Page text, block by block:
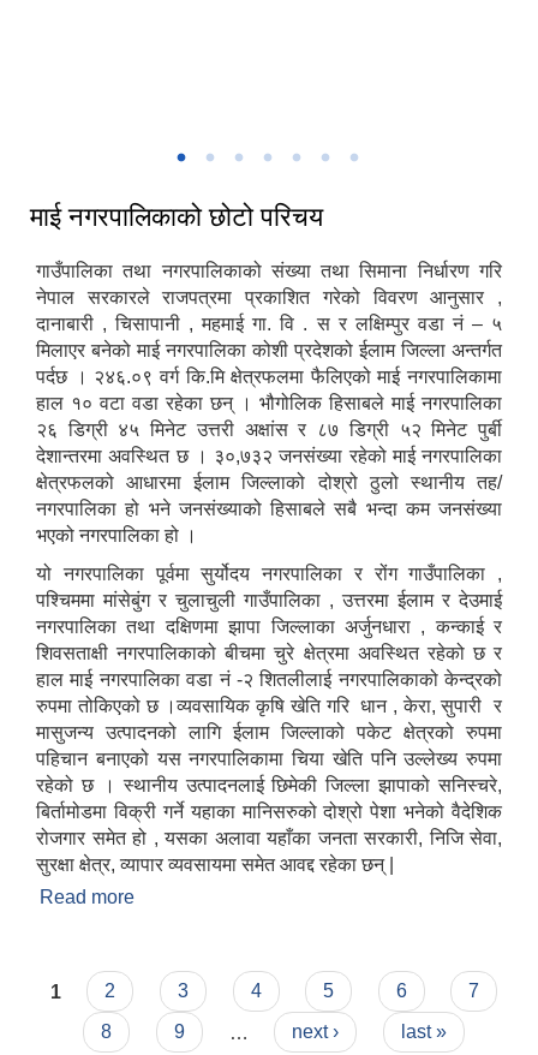
माई नगरपालिकाको छोटो परिचय
गाउँपालिका तथा नगरपालिकाको संख्या तथा सिमाना निर्धारण गरि
नेपाल सरकारले राजपत्रमा प्रकाशित गरेको विवरण आनुसार ,
दानाबारी , चिसापानी , महमाई गा. वि . स र लक्षिम्पुर वडा नं – ५
मिलाएर बनेको माई नगरपालिका कोशी प्रदेशको ईलाम जिल्ला अन्तर्गत
पर्दछ । २४६.०९ वर्ग कि.मि क्षेत्रफलमा फैलिएको माई नगरपालिकामा
हाल १० वटा वडा रहेका छन् । भौगोलिक हिसाबले माई नगरपालिका
२६ डिग्री ४५ मिनेट उत्तरी अक्षांस र ८७ डिग्री ५२ मिनेट पुर्बी
देशान्तरमा अवस्थित छ । ३०,७३२ जनसंख्या रहेको माई नगरपालिका
क्षेत्रफलको आधारमा ईलाम जिल्लाको दोश्रो ठुलो स्थानीय तह/
नगरपालिका हो भने जनसंख्याको हिसाबले सबै भन्दा कम जनसंख्या
भएको नगरपालिका हो ।
यो नगरपालिका पूर्वमा सुर्योदय नगरपालिका र रोंग गाउँपालिका ,
पश्चिममा मांसेबुंग र चुलाचुली गाउँपालिका , उत्तरमा ईलाम र देउमाई
नगरपालिका तथा दक्षिणमा झापा जिल्लाका अर्जुनधारा , कन्काई र
शिवसताक्षी नगरपालिकाको बीचमा चुरे क्षेत्रमा अवस्थित रहेको छ र
हाल माई नगरपालिका वडा नं -२ शितलीलाई नगरपालिकाको केन्द्रको
रुपमा तोकिएको छ ।व्यवसायिक कृषि खेति गरि धान , केरा, सुपारी र
मासुजन्य उत्पादनको लागि ईलाम जिल्लाको पकेट क्षेत्रको रुपमा
पहिचान बनाएको यस नगरपालिकामा चिया खेति पनि उल्लेख्य रुपमा
रहेको छ । स्थानीय उत्पादनलाई छिमेकी जिल्ला झापाको सनिस्चरे,
बिर्तामोडमा विक्री गर्ने यहाका मानिसरुको दोश्रो पेशा भनेको वैदेशिक
रोजगार समेत हो , यसका अलावा यहाँका जनता सरकारी, निजि सेवा,
सुरक्षा क्षेत्र, व्यापार व्यवसायमा समेत आवद्द रहेका छन् |
Read more
Pages
1 2 3 4 5 6
7
8
9 next › last »